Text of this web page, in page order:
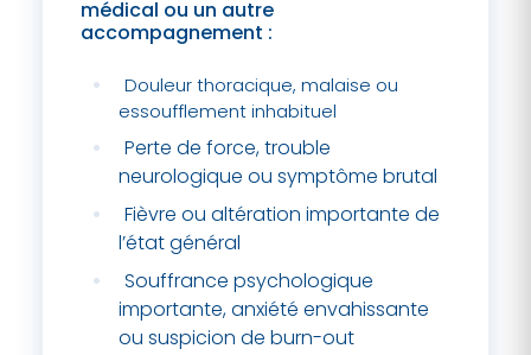
médical ou un autre
accompagnement :
Douleur thoracique, malaise ou
essoufflement inhabituel
Perte de force, trouble
neurologique ou symptôme brutal
Fièvre ou altération importante de
l’état général
Souffrance psychologique
importante, anxiété envahissante
ou suspicion de burn-out